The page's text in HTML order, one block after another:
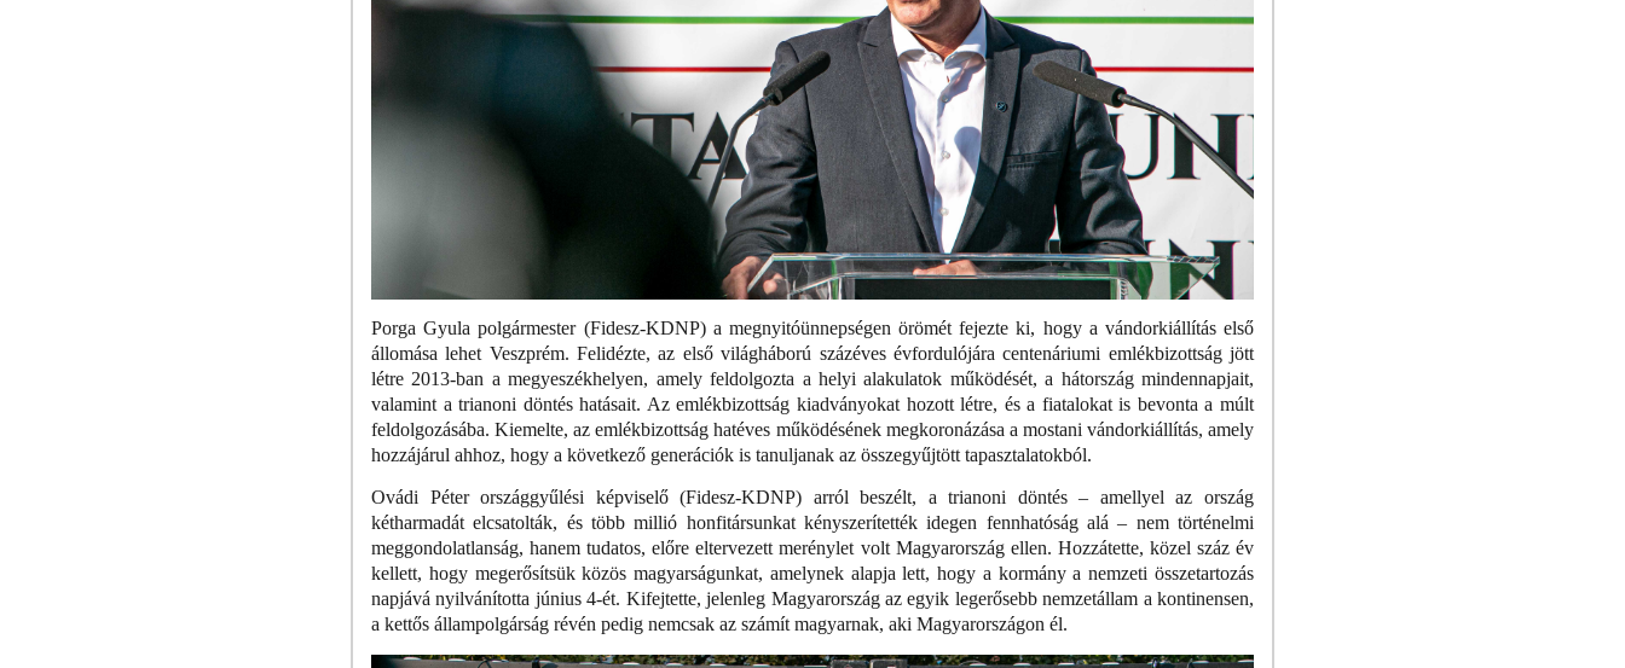
Porga Gyula polgármester (Fidesz-KDNP) a megnyitóünnepségen örömét fejezte ki, hogy a vándorkiállítás első
állomása lehet Veszprém. Felidézte, az első világháború százéves évfordulójára centenáriumi emlékbizottság jött
létre 2013-ban a megyeszékhelyen, amely feldolgozta a helyi alakulatok működését, a hátország mindennapjait,
valamint a trianoni döntés hatásait. Az emlékbizottság kiadványokat hozott létre, és a fiatalokat is bevonta a múlt
feldolgozásába. Kiemelte, az emlékbizottság hatéves működésének megkoronázása a mostani vándorkiállítás, amely
hozzájárul ahhoz, hogy a következő generációk is tanuljanak az összegyűjtött tapasztalatokból.
Ovádi Péter országgyűlési képviselő (Fidesz-KDNP) arról beszélt, a trianoni döntés – amellyel az ország
kétharmadát elcsatolták, és több millió honfitársunkat kényszerítették idegen fennhatóság alá – nem történelmi
meggondolatlanság, hanem tudatos, előre eltervezett merénylet volt Magyarország ellen. Hozzátette, közel száz év
kellett, hogy megerősítsük közös magyarságunkat, amelynek alapja lett, hogy a kormány a nemzeti összetartozás
napjává nyilvánította június 4-ét. Kifejtette, jelenleg Magyarország az egyik legerősebb nemzetállam a kontinensen,
a kettős állampolgárság révén pedig nemcsak az számít magyarnak, aki Magyarországon él.